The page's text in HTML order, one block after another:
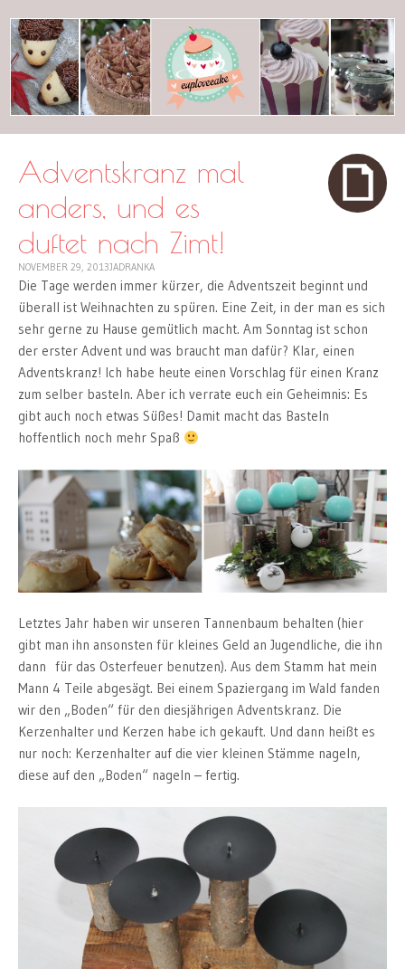
cuplovecake
Adventskranz mal
anders, und es
duftet nach Zimt!
NOVEMBER 29, 2013JADRANKA
Die Tage werden immer kürzer, die Adventszeit beginnt und
überall ist Weihnachten zu spüren. Eine Zeit, in der man es sich
sehr gerne zu Hause gemütlich macht. Am Sonntag ist schon
der erster Advent und was braucht man dafür? Klar, einen
Adventskranz! Ich habe heute einen Vorschlag für einen Kranz
zum selber basteln. Aber ich verrate euch ein Geheimnis: Es
gibt auch noch etwas Süßes! Damit macht das Basteln
hoffentlich noch mehr Spaß
Letztes Jahr haben wir unseren Tannenbaum behalten (hier
gibt man ihn ansonsten für kleines Geld an Jugendliche, die ihn
dann für das Osterfeuer benutzen). Aus dem Stamm hat mein
Mann 4 Teile abgesägt. Bei einem Spaziergang im Wald fanden
wir den „Boden“ für den diesjährigen Adventskranz. Die
Kerzenhalter und Kerzen habe ich gekauft. Und dann heißt es
nur noch: Kerzenhalter auf die vier kleinen Stämme nageln,
diese auf den „Boden“ nageln – fertig.